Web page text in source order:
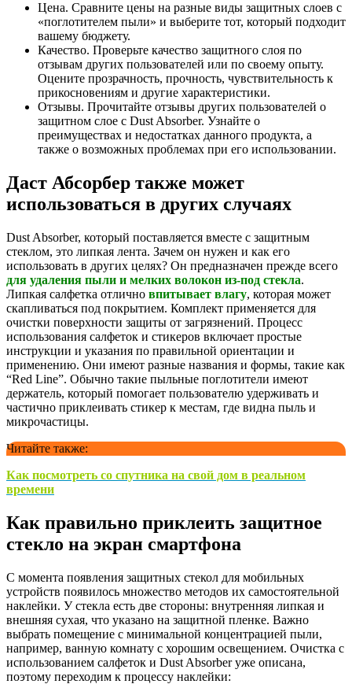
Цена. Сравните цены на разные виды защитных слоев с
«поглотителем пыли» и выберите тот, который подходит
вашему бюджету.
Качество. Проверьте качество защитного слоя по
отзывам других пользователей или по своему опыту.
Оцените прозрачность, прочность, чувствительность к
прикосновениям и другие характеристики.
Отзывы. Прочитайте отзывы других пользователей о
защитном слое с Dust Absorber. Узнайте о
преимуществах и недостатках данного продукта, а
также о возможных проблемах при его использовании.
Даст Абсорбер также может
использоваться в других случаях
Dust Absorber, который поставляется вместе с защитным
стеклом, это липкая лента. Зачем он нужен и как его
использовать в других целях? Он предназначен прежде всего
для удаления пыли и мелких волокон из-под стекла.
Липкая салфетка отлично впитывает влагу, которая может
скапливаться под покрытием. Комплект применяется для
очистки поверхности защиты от загрязнений. Процесс
использования салфеток и стикеров включает простые
инструкции и указания по правильной ориентации и
применению. Они имеют разные названия и формы, такие как
“Red Line”. Обычно такие пыльные поглотители имеют
держатель, который помогает пользователю удерживать и
частично приклеивать стикер к местам, где видна пыль и
микрочастицы.
Читайте также:
Как посмотреть со спутника на свой дом в реальном
времени
Как правильно приклеить защитное
стекло на экран смартфона
С момента появления защитных стекол для мобильных
устройств появилось множество методов их самостоятельной
наклейки. У стекла есть две стороны: внутренняя липкая и
внешняя сухая, что указано на защитной пленке. Важно
выбрать помещение с минимальной концентрацией пыли,
например, ванную комнату с хорошим освещением. Очистка с
использованием салфеток и Dust Absorber уже описана,
поэтому переходим к процессу наклейки: